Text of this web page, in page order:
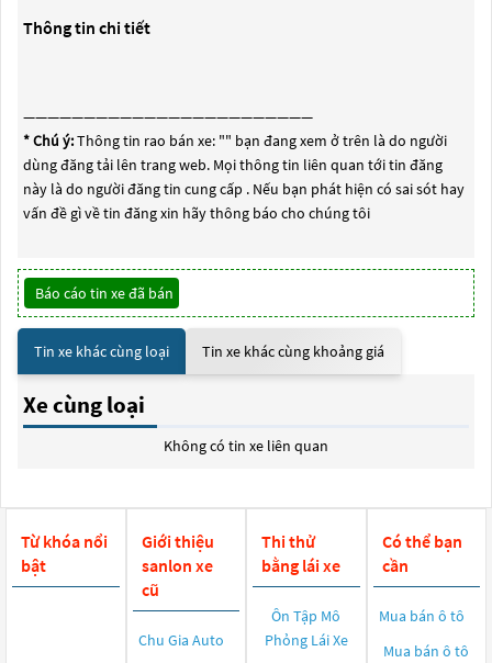
Thông tin chi tiết
————————————————————————
* Chú ý:Thông tin rao bán xe: "" bạn đang xem ở trên là do người
dùng đăng tải lên trang web. Mọi thông tin liên quan tới tin đăng
này là do người đăng tin cung cấp . Nếu bạn phát hiện có sai sót hay
vấn đề gì về tin đăng xin hãy thông báo cho chúng tôi
Báo cáo tin xe đã bán
Tin xe khác cùng loại Tin xe khác cùng khoảng giá
Xe cùng loại
Không có tin xe liên quan
Từ khóa nổi
bật
Giới thiệu
sanlon xe
cũ
Chu Gia Auto
Thi thử
bằng lái xe
Ôn Tập Mô
Phỏng Lái Xe
Có thể bạn
cần
Mua bán ô tô
Mua bán ô tô